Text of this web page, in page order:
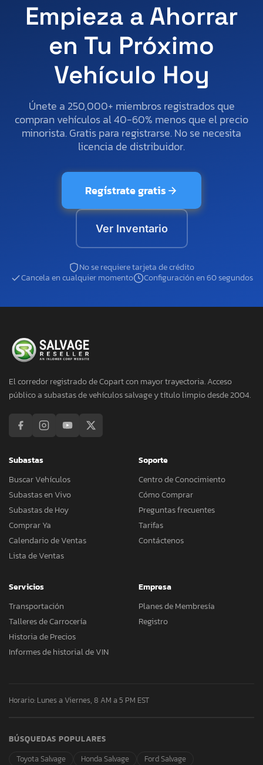
Empieza a Ahorrar
en Tu Próximo
Vehículo Hoy
Únete a 250,000+ miembros registrados que
compran vehículos al 40-60% menos que el precio
minorista. Gratis para registrarse. No se necesita
licencia de distribuidor.
Regístrate gratis
Ver Inventario
No se requiere tarjeta de crédito
Cancela en cualquier momento
Configuración en 60 segundos
El corredor registrado de Copart con mayor trayectoria. Acceso
público a subastas de vehículos salvage y título limpio desde 2004.
Subastas
Buscar Vehículos
Subastas en Vivo
Subastas de Hoy
Comprar Ya
Calendario de Ventas
Lista de Ventas
Soporte
Centro de Conocimiento
Cómo Comprar
Preguntas frecuentes
Tarifas
Contáctenos
Servicios
Transportación
Talleres de Carrocería
Historia de Precios
Informes de historial de VIN
Empresa
Planes de Membresía
Registro
Horario: Lunes a Viernes, 8 AM a 5 PM EST
BÚSQUEDAS POPULARES
Toyota Salvage
Honda Salvage Ford Salvage